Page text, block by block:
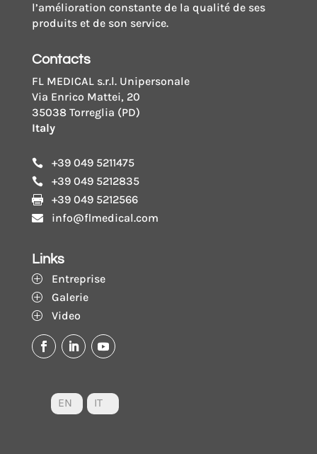
l’amélioration constante de la qualité de ses
produits et de son service.
Contacts
FL MEDICAL s.r.l. Unipersonale
Via Enrico Mattei, 20
35038 Torreglia (PD)
Italy
 +39 049 5211475
 +39 049 5212835
 +39 049 5212566
 info@flmedical.com
Links
P Entreprise
P Galerie
P Video
EN IT